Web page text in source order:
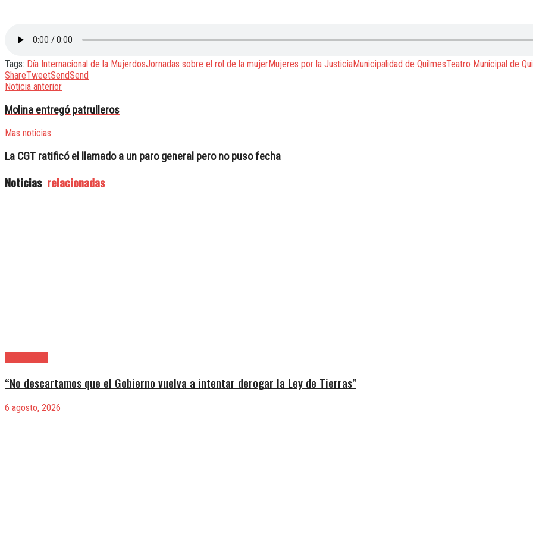
Tags: Día Internacional de la MujerdosJornadas sobre el rol de la mujerMujeres por la JusticiaMunicipalidad de QuilmesTeatro Municipal de
ShareTweetSendSend
Noticia anterior
Molina entregó patrulleros
Mas noticias
La CGT ratificó el llamado a un paro general pero no puso fecha
Noticias relacionadas
“No descartamos que el Gobierno vuelva a intentar derogar la Ley de Tierras”
6 agosto, 2026